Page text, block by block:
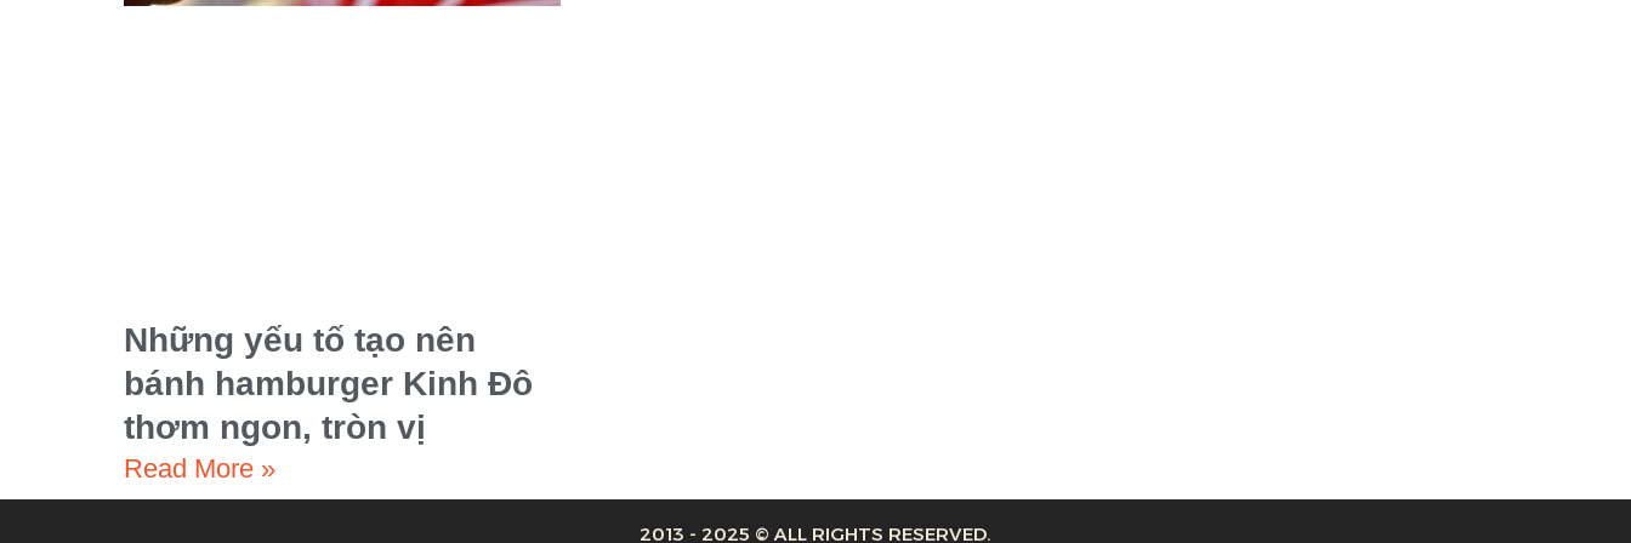
Những yếu tố tạo nên
bánh hamburger Kinh Đô
thơm ngon, tròn vị
Read More »
2013 - 2025 © ALL RIGHTS RESERVED.